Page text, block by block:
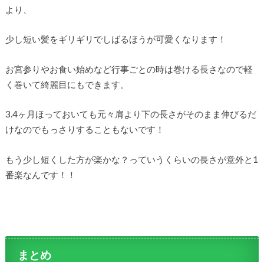
より、
少し短い髪をギリギリでしばるほうが可愛くなります！
お宮参りやお食い始めなど行事ごとの時は巻ける長さなので軽
く巻いて綺麗目にもできます。
3.4ヶ月ほっておいても元々肩より下の長さがそのまま伸びるだ
けなのでもっさりすることもないです！
もう少し短くした方が楽かな？っていうくらいの長さが意外と1
番楽なんです！！
まとめ